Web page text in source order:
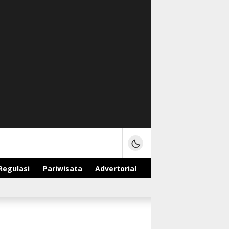
Pariwisata
Advertorial